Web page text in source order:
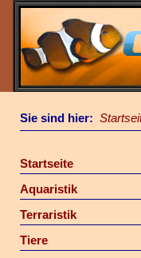
Sie sind hier:
Startseite
Aquaristik
Terraristik
Tiere